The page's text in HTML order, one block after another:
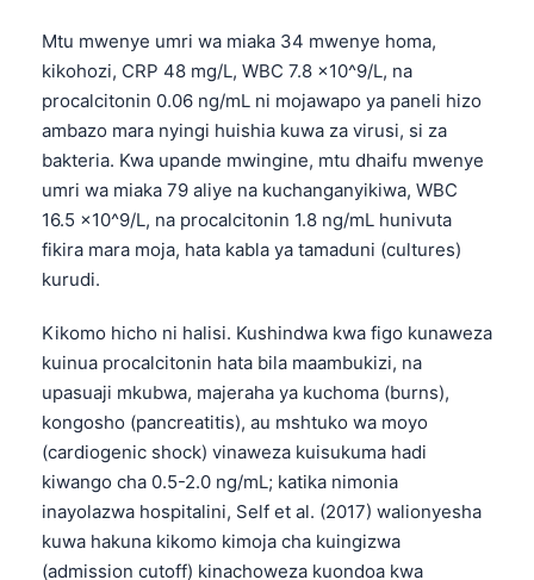
Mtu mwenye umri wa miaka 34 mwenye homa,
kikohozi, CRP 48 mg/L, WBC 7.8 x10^9/L, na
procalcitonin 0.06 ng/mL ni mojawapo ya paneli hizo
ambazo mara nyingi huishia kuwa za virusi, si za
bakteria. Kwa upande mwingine, mtu dhaifu mwenye
umri wa miaka 79 aliye na kuchanganyikiwa, WBC
16.5 x10^9/L, na procalcitonin 1.8 ng/mL hunivuta
fikira mara moja, hata kabla ya tamaduni (cultures)
kurudi.
Kikomo hicho ni halisi. Kushindwa kwa figo kunaweza
kuinua procalcitonin hata bila maambukizi, na
upasuaji mkubwa, majeraha ya kuchoma (burns),
kongosho (pancreatitis), au mshtuko wa moyo
(cardiogenic shock) vinaweza kuisukuma hadi
kiwango cha 0.5-2.0 ng/mL; katika nimonia
inayolazwa hospitalini, Self et al. (2017) walionyesha
kuwa hakuna kikomo kimoja cha kuingizwa
(admission cutoff) kinachoweza kuondoa kwa